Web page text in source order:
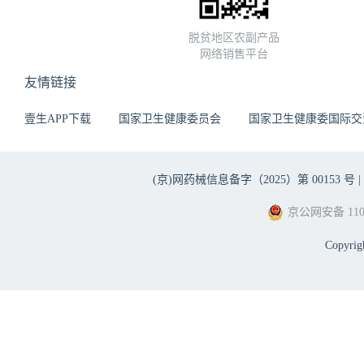
脱贫地区农副产品
网络销售平台
友情链接
壹生APP下载 国家卫生健康委员会 国家卫生健康委国际
(京)网药械信息备字（2025）第 00153 号 |
京公网安备